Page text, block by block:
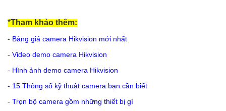
*Tham khảo thêm:
- Bảng giá camera Hikvision mới nhất
- Video demo camera Hikvision
- Hình ảnh demo camera Hikvision
- 15 Thông số kỹ thuật camera bạn cần biết
- Trọn bộ camera gồm những thiết bị gì